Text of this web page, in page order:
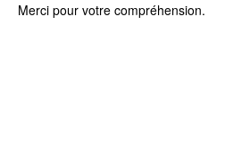
Merci pour votre compréhension.